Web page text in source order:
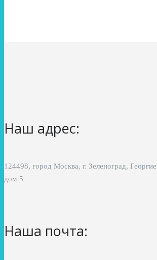
Наш адрес:
124498, город Москва, г. Зеленоград,
дом 5
Наша почта: